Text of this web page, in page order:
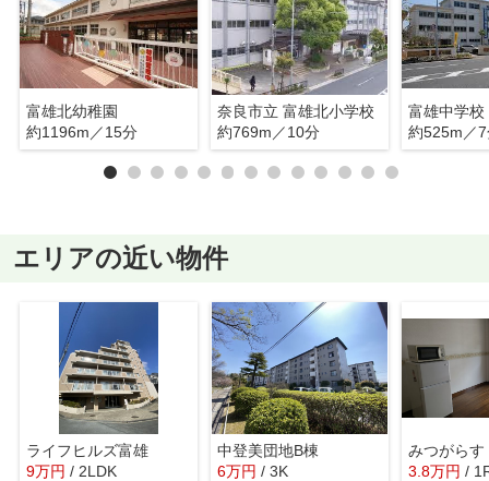
富雄北幼稚園
約1196m／15分
奈良市立 富雄北小学校
約769m／10分
富雄中学校
約525m／
エリアの近い物件
ライフヒルズ富雄
9万円 / 2LDK
中登美団地B棟
6万円 / 3K
みつがらす
3.8万円 /